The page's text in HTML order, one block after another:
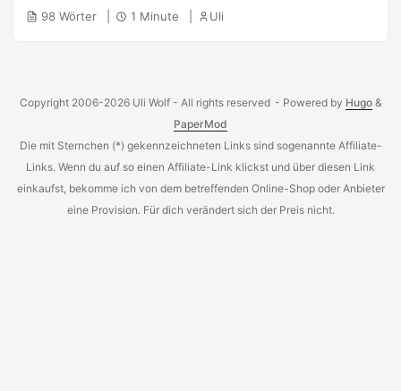
mit einem Script verweist. Folgt man den dortigen
geklappt :)
98 Wörter 1 Minute Uli
Copyright 2006-2026 Uli Wolf - All rights reserved - Powered by Hugo &
PaperMod
Die mit Sternchen (*) gekennzeichneten Links sind sogenannte Affiliate-
Links. Wenn du auf so einen Affiliate-Link klickst und über diesen Link
einkaufst, bekomme ich von dem betreffenden Online-Shop oder Anbieter
eine Provision. Für dich verändert sich der Preis nicht.